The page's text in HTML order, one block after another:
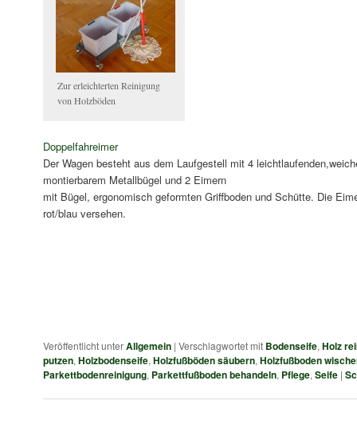
Zur erleichterten Reinigung
von Holzböden
Doppelfahreimer
Der Wagen besteht aus dem Laufgestell mit 4
montierbarem Metallbügel und 2 Eimern
mit Bügel, ergonomisch geformten Griffboden und Schütte. Die
rot/blau versehen.
Veröffentlicht unterAllgemein | Verschlagwortet mit Bodenseife, Holz
putzen, Holzbodenseife, Holzfußböden säubern, Holzfußboden
Parkettbodenreinigung, Parkettfußboden behandeln, Pflege, Seife |